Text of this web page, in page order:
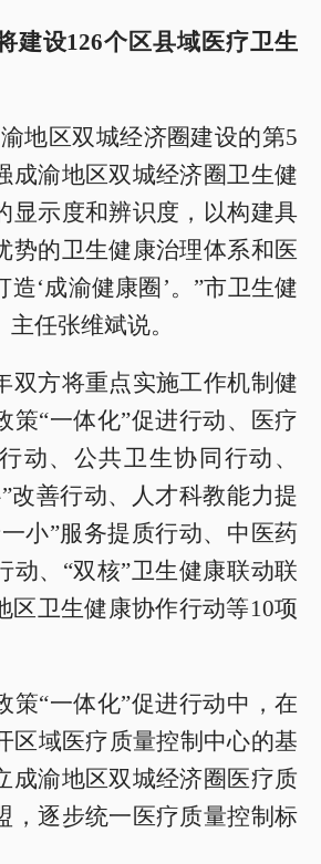
建设126个区县域医疗卫生
区双城经济圈建设的第5
成渝地区双城经济圈卫生健
显示度和辨识度，以构建具
势的卫生健康治理体系和医
‘成渝健康圈’。”市卫生健
任张维斌说。
方将重点实施工作机制健
策“一体化”促进行动、医疗
动、公共卫生协同行动、
改善行动、人才科教能力提
小”服务提质行动、中医药
动、“双核”卫生健康联动联
区卫生健康协作行动等10项
“一体化”促进行动中，在
区域医疗质量控制中心的基
成渝地区双城经济圈医疗质
，逐步统一医疗质量控制标